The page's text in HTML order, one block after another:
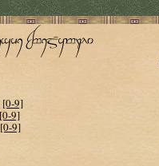
[0-9]
[0-9]
[0-9]